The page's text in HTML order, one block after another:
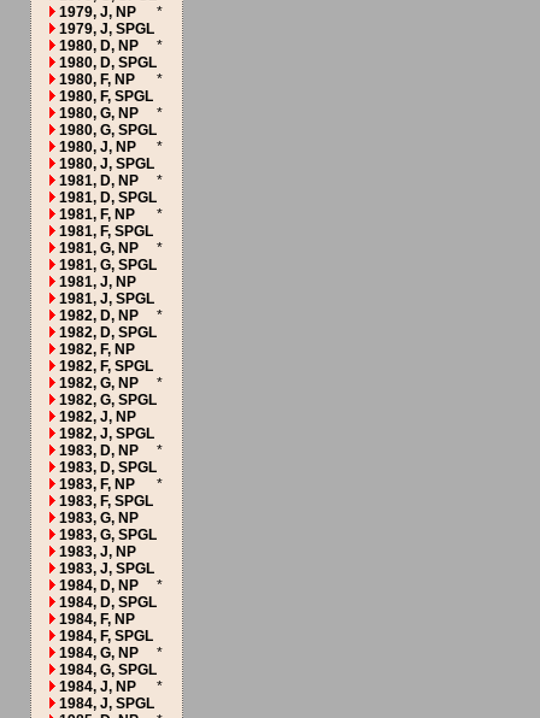
1979, J, NP
*
1979, J, SPGL
1980, D, NP
*
1980, D, SPGL
1980, F, NP
*
1980, F, SPGL
1980, G, NP
*
1980, G, SPGL
1980, J, NP
*
1980, J, SPGL
1981, D, NP
*
1981, D, SPGL
1981, F, NP
*
1981, F, SPGL
1981, G, NP
*
1981, G, SPGL
1981, J, NP
1981, J, SPGL
1982, D, NP
*
1982, D, SPGL
1982, F, NP
1982, F, SPGL
1982, G, NP
*
1982, G, SPGL
1982, J, NP
1982, J, SPGL
1983, D, NP
*
1983, D, SPGL
1983, F, NP
*
1983, F, SPGL
1983, G, NP
1983, G, SPGL
1983, J, NP
1983, J, SPGL
1984, D, NP
*
1984, D, SPGL
1984, F, NP
1984, F, SPGL
1984, G, NP
*
1984, G, SPGL
1984, J, NP
*
1984, J, SPGL